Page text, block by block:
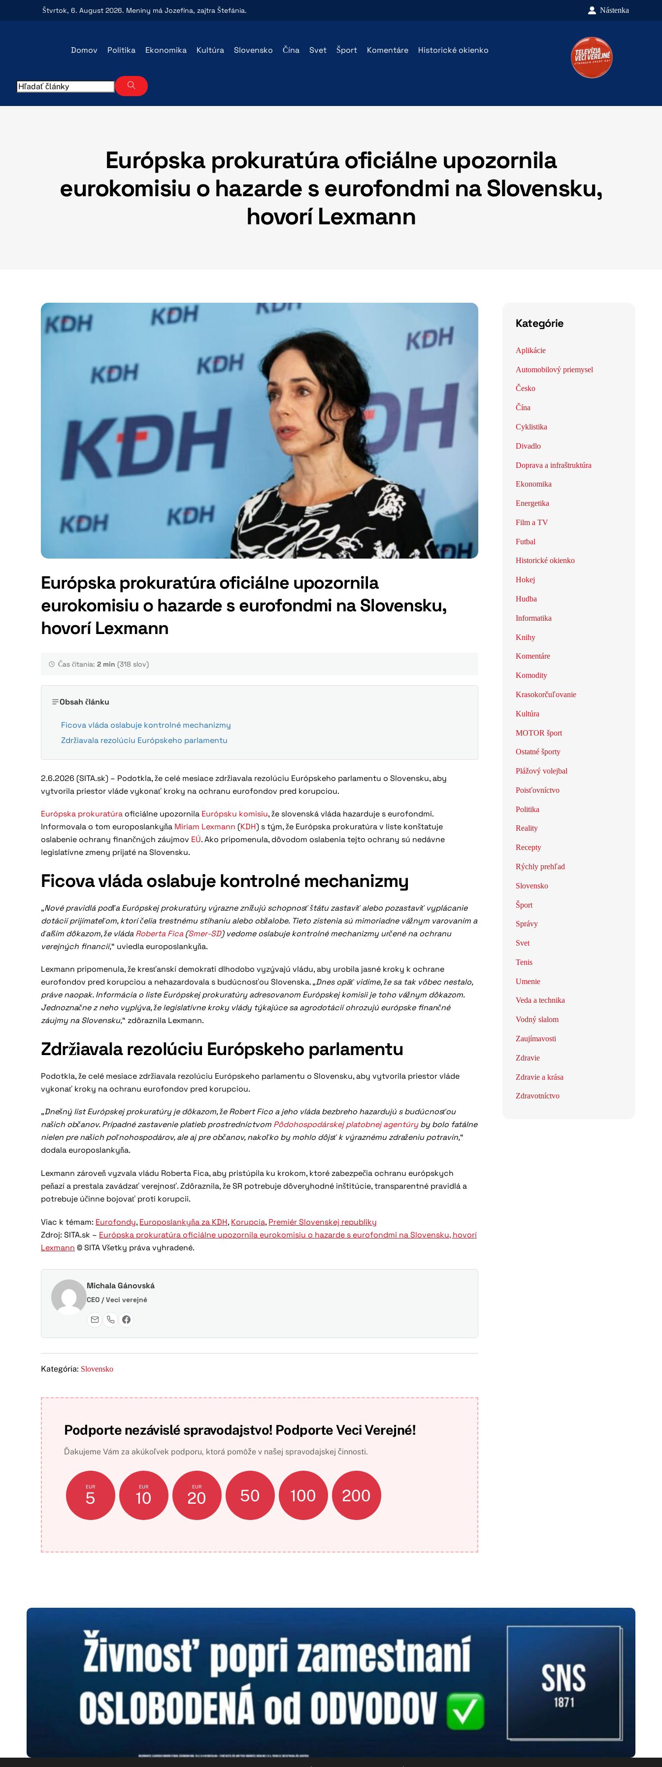
Štvrtok, 6. August 2026. Meniny má Jozefína, zajtra Štefánia. Nástenka
Domov Politika Ekonomika Kultúra Slovensko Čína Svet Šport Komentáre Historické okienko
Európska prokuratúra oficiálne upozornila
eurokomisiu o hazarde s eurofondmi na Slovensku,
hovorí Lexmann
Európska prokuratúra oficiálne upozornila
eurokomisiu o hazarde s eurofondmi na Slovensku,
hovorí Lexmann
Čas čítania:2 min (318 slov)
Obsah článku
Ficova vláda oslabuje kontrolné mechanizmy
Zdržiavala rezolúciu Európskeho parlamentu
2.6.2026 (SITA.sk) – Podotkla, že celé mesiace zdržiavala rezolúciu Európskeho parlamentu o Slovensku, aby
vytvorila priestor vláde vykonať kroky na ochranu eurofondov pred korupciou.
Európska prokuratúra oficiálne upozornila Európsku komisiu, že slovenská vláda hazarduje s eurofondmi.
Informovala o tom europoslankyňa Miriam Lexmann (KDH) s tým, že Európska prokuratúra v liste konštatuje
oslabenie ochrany finančných záujmov EÚ. Ako pripomenula, dôvodom oslabenia tejto ochrany sú nedávne
legislatívne zmeny prijaté na Slovensku.
Ficova vláda oslabuje kontrolné mechanizmy
„Nové pravidlá podľa Európskej prokuratúry výrazne znižujú schopnosť štátu zastaviť alebo pozastaviť vyplácanie
dotácií prijímateľom, ktorí čelia trestnému stíhaniu alebo obžalobe. Tieto zistenia sú mimoriadne vážnym varovaním a
ďalším dôkazom, že vláda Roberta Fica (Smer-SD) vedome oslabuje kontrolné mechanizmy určené na ochranu
verejných financií,“ uviedla europoslankyňa.
Lexmann pripomenula, že kresťanskí demokrati dlhodobo vyzývajú vládu, aby urobila jasné kroky k ochrane
eurofondov pred korupciou a nehazardovala s budúcnosťou Slovenska. „Dnes opäť vidíme, že sa tak vôbec nestalo,
práve naopak. Informácia o liste Európskej prokuratúry adresovanom Európskej komisii je toho vážnym dôkazom.
Jednoznačne z neho vyplýva, že legislatívne kroky vlády týkajúce sa agrodotácií ohrozujú európske finančné
záujmy na Slovensku,“ zdôraznila Lexmann.
Zdržiavala rezolúciu Európskeho parlamentu
Podotkla, že celé mesiace zdržiavala rezolúciu Európskeho parlamentu o Slovensku, aby vytvorila priestor vláde
vykonať kroky na ochranu eurofondov pred korupciou.
„Dnešný list Európskej prokuratúry je dôkazom, že Robert Fico a jeho vláda bezbreho hazardujú s budúcnosťou
našich občanov. Prípadné zastavenie platieb prostredníctvom Pôdohospodárskej platobnej agentúryby bolo fatálne
nielen pre našich poľnohospodárov, ale aj pre občanov, nakoľko by mohlo dôjsť k výraznému zdraženiu potravín,“
dodala europoslankyňa.
Lexmann zároveň vyzvala vládu Roberta Fica, aby pristúpila ku krokom, ktoré zabezpečia ochranu európskych
peňazí a prestala zavádzať verejnosť. Zdôraznila, že SR potrebuje dôveryhodné inštitúcie, transparentné pravidlá a
potrebuje účinne bojovať proti korupcii.
Viac k témam: Eurofondy, Europoslankyňa za KDH, Korupcia, Premiér Slovenskej republiky
Zdroj: SITA.sk – Európska prokuratúra oficiálne upozornila eurokomisiu o hazarde s eurofondmi na Slovensku, hovorí
Lexmann © SITA Všetky práva vyhradené.
Michala Gánovská
CEO / Veci verejné
Kategória: Slovensko
Podporte nezávislé spravodajstvo! Podporte Veci Verejné!
Ďakujeme Vám za akúkoľvek podporu, ktorá pomôže v našej spravodajskej činnosti.
EUR
5
EUR
10
EUR
20 50 100 200
Kategórie
Aplikácie
Automobilový priemysel
Česko
Čína
Cyklistika
Divadlo
Doprava a infraštruktúra
Ekonomika
Energetika
Film a TV
Futbal
Historické okienko
Hokej
Hudba
Informatika
Knihy
Komentáre
Komodity
Krasokorčuľovanie
Kultúra
MOTOR šport
Ostatné športy
Plážový volejbal
Poisťovníctvo
Politika
Reality
Recepty
Rýchly prehľad
Slovensko
Šport
Správy
Svet
Tenis
Umenie
Veda a technika
Vodný slalom
Zaujímavosti
Zdravie
Zdravie a krása
Zdravotníctvo